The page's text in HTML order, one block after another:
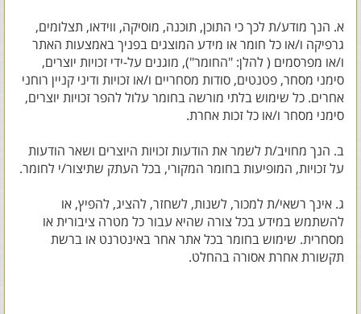
א. הנך מודע/ת לכך כי התוכן, תוכנה, מוסיקה, ווידאו, תצלומים,
גרפיקה ו/או כל חומר או מידע המוצגים בפניך באמצעות האתר
ו/או מפרסמים ( להלן: "החומר"), מוגנים על-ידי זכויות יוצרים,
סימני מסחר, פטנטים, סודות מסחריים ו/או זכויות ודיני קניין רוחני
אחרים. כל שימוש בלתי מורשה בחומר עלול להפר זכויות יוצרים,
סימני מסחר ו/או כל זכות אחרת.
ב. הנך מחויב/ת לשמר את הודעות זכויות היוצרים ושאר הודעות
על זכויות, המופיעות בחומר המקורי, בכל העתק שתיצור/י לחומר.
ג. אינך רשאי/ת למכור, לשנות, לשחזר, להציג, להפיץ, או
להשתמש במידע בכל צורה שהיא עבור כל מטרה ציבורית או
מסחרית. שימוש בחומר בכל אתר אחר באינטרנט או ברשת
תקשורת אחרת אסורה בהחלט.